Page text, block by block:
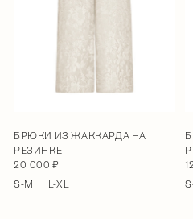
БРЮКИ ИЗ ЖАККАРДА НА
РЕЗИНКЕ
20 000 ₽
S-M
L-XL